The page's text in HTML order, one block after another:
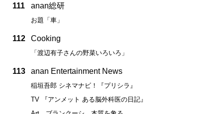
111 anan総研
お題「車」
112 Cooking
「渡辺有子さんの野菜いろいろ」
113 anan Entertainment News
稲垣吾郎 シネマナビ！『プリシラ』
TV 『アンメット ある脳外科医の日記』